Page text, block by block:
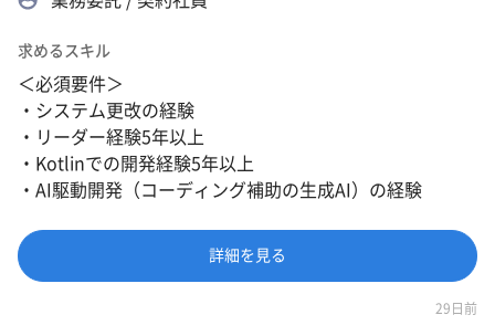
求めるスキル
＜必須要件＞
・システム更改の経験
・リーダー経験5年以上
・Kotlinでの開発経験5年以上
・AI駆動開発（コーディング補助の生成AI）の経験
詳細を見る
29日前